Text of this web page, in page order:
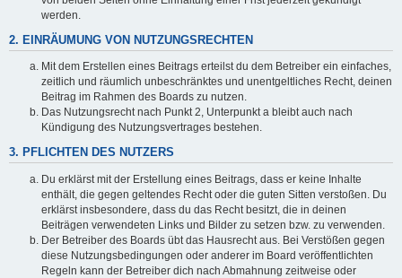
werden.
2. EINRÄUMUNG VON NUTZUNGSRECHTEN
Mit dem Erstellen eines Beitrags erteilst du dem Betreiber ein einfaches,
zeitlich und räumlich unbeschränktes und unentgeltliches Recht, deinen
Beitrag im Rahmen des Boards zu nutzen.
Das Nutzungsrecht nach Punkt 2, Unterpunkt a bleibt auch nach
Kündigung des Nutzungsvertrages bestehen.
3. PFLICHTEN DES NUTZERS
Du erklärst mit der Erstellung eines Beitrags, dass er keine Inhalte
enthält, die gegen geltendes Recht oder die guten Sitten verstoßen. Du
erklärst insbesondere, dass du das Recht besitzt, die in deinen
Beiträgen verwendeten Links und Bilder zu setzen bzw. zu verwenden.
Der Betreiber des Boards übt das Hausrecht aus. Bei Verstößen gegen
diese Nutzungsbedingungen oder anderer im Board veröffentlichten
Regeln kann der Betreiber dich nach Abmahnung zeitweise oder